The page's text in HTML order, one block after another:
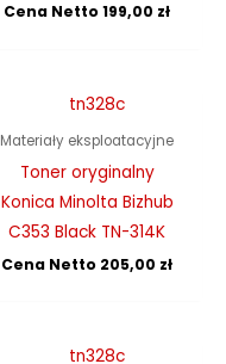
Cena Netto199,00 zł
Materiały eksploatacyjne
Toner oryginalny
Konica Minolta Bizhub
C353 Black TN-314K
Cena Netto 205,00 zł